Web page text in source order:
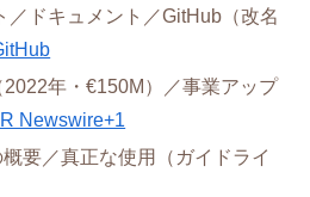
／ドキュメント／GitHub（改名
年・€150M）／事業アップ
Newswire+1
要／真正な使用（ガイドライ